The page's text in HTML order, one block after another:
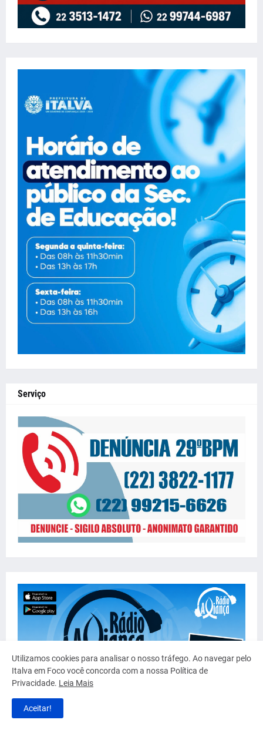
Serviço
Utilizamos cookies para analisar o nosso tráfego. Ao navegar pelo
Italva em Foco você concorda com a nossa Política de
Privacidade. Leia Mais
Aceitar!